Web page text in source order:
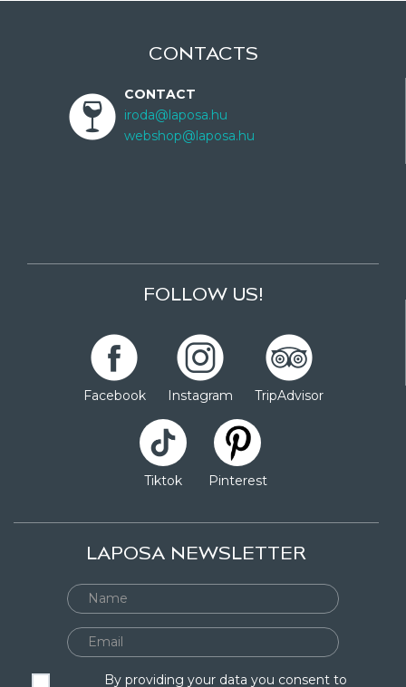
CONTACTS
CONTACT
iroda@laposa.hu
webshop@laposa.hu
FOLLOW US!
Facebook Instagram TripAdvisor
Tiktok Pinterest
LAPOSA NEWSLETTER
By providing your data you consent to